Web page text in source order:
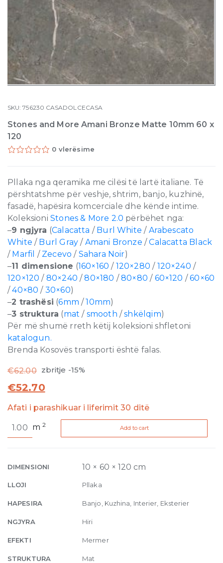
SKU:756230 CASADOLCECASA
Stones and More Amani Bronze Matte 10mm 60 x
120
0 vlerësime
Pllaka nga qeramika me cilësi të lartë italiane. Të
përshtatshme për veshje, shtrim, banjo, kuzhinë,
fasadë, hapësira komcerciale dhe kënde intime.
Koleksioni Stones & More 2.0 përbëhet nga:
–9 ngjyra (Calacatta / Burl White / Arabescato
White / Burl Gray / Amani Bronze /Calacatta Black
/ Marfil / Zecevo/ Sahara Noir)
–11 dimensione (160×160 / 120×280 / 120×240 /
120×120 / 80×240 /80×180 /80×80 / 60×120 /60×60
/40×80 / 30×60)
–2 trashësi (6mm /10mm)
–3 struktura (mat/ smooth /shkëlqim)
Për më shumë rreth këtij koleksioni shfletoni
katalogun.
Brenda Kosovës transporti është falas.
€62.00 zbritje -15%
€52.70
Afati i parashikuar i liferimit 30 ditë
and
Bronze
10mm
60
120
quantity
m2 Add to cart
DIMENSIONI 10 × 60 × 120 cm
LLOJI Pllaka
HAPESIRA Banjo, Kuzhina, Interier, Eksterier
NGJYRA Hiri
EFEKTI Mermer
STRUKTURA Mat